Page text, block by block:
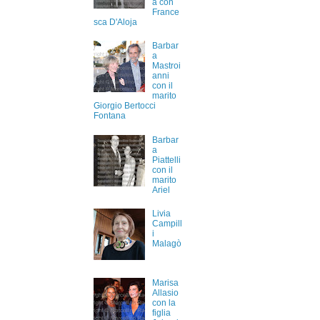
a con
France
sca D'Aloja
Barbar
a
Mastroi
anni
con il
marito
Giorgio Bertocci
Fontana
Barbar
a
Piattelli
con il
marito
Ariel
Livia
Campill
i
Malagò
Marisa
Allasio
con la
figlia